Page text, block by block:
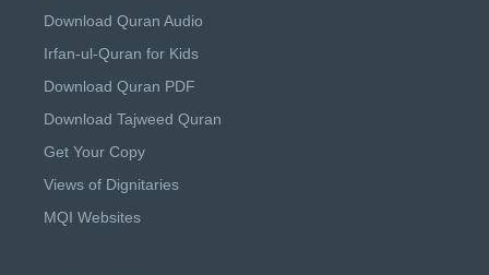
Download Quran Audio
Irfan-ul-Quran for Kids
Download Quran PDF
Download Tajweed Quran
Get Your Copy
Views of Dignitaries
MQI Websites